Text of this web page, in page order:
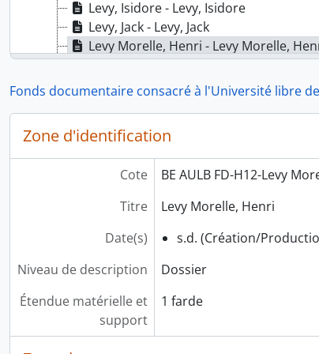
Levy, Isidore - Levy, Isidore
Levy, Jack - Levy, Jack
Levy Morelle, Henri - Levy Morelle,
Lewillie, Léon - Lewillie, Léon
Lewis, William Arthur - Lewis, William
Leybaert, Jacqueline - Leybaert,
Leyder, Jean - Leyder, Jean
Leys, Christophe - Leys, Christophe
L'Hermite, Marc - L'Hermite, Marc
Lheureux, Philippe - Lheureux, Philippe
Lhoir, Jean - Lhoir, Jean
Liberman, Alvin M. - Liberman, Alvin C.
Libert, Frédérick - Libert, Frédérick
Libert, Marc - Libert, Marc
Libert, Jacques - Libert, Jacques
Fonds documentaire consacré à l'Université libre
Zone d'identification
Cote
BE AULB FD-H12-Levy
Titre
Levy Morelle, Henri
Date(s)
s.d. (Création/
Niveau de description
Dossier
Étendue matérielle et
support
1 farde